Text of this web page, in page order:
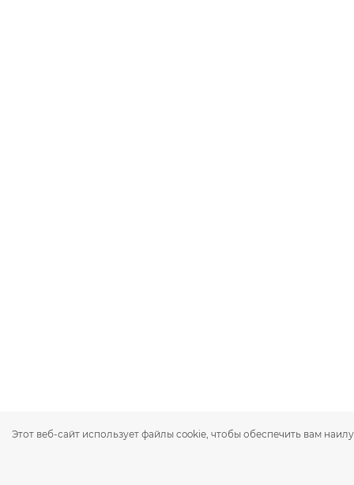
Этот веб-сайт использует файлы cookie, чтобы обеспечить вам